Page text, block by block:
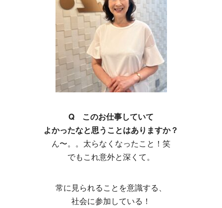
Q このお仕事していて
よかったなと思うことはありますか？
ん〜。。太らなくなったこと！笑
でもこれ意外と深くて。
常に見られることを意識する、
社会に参加している！